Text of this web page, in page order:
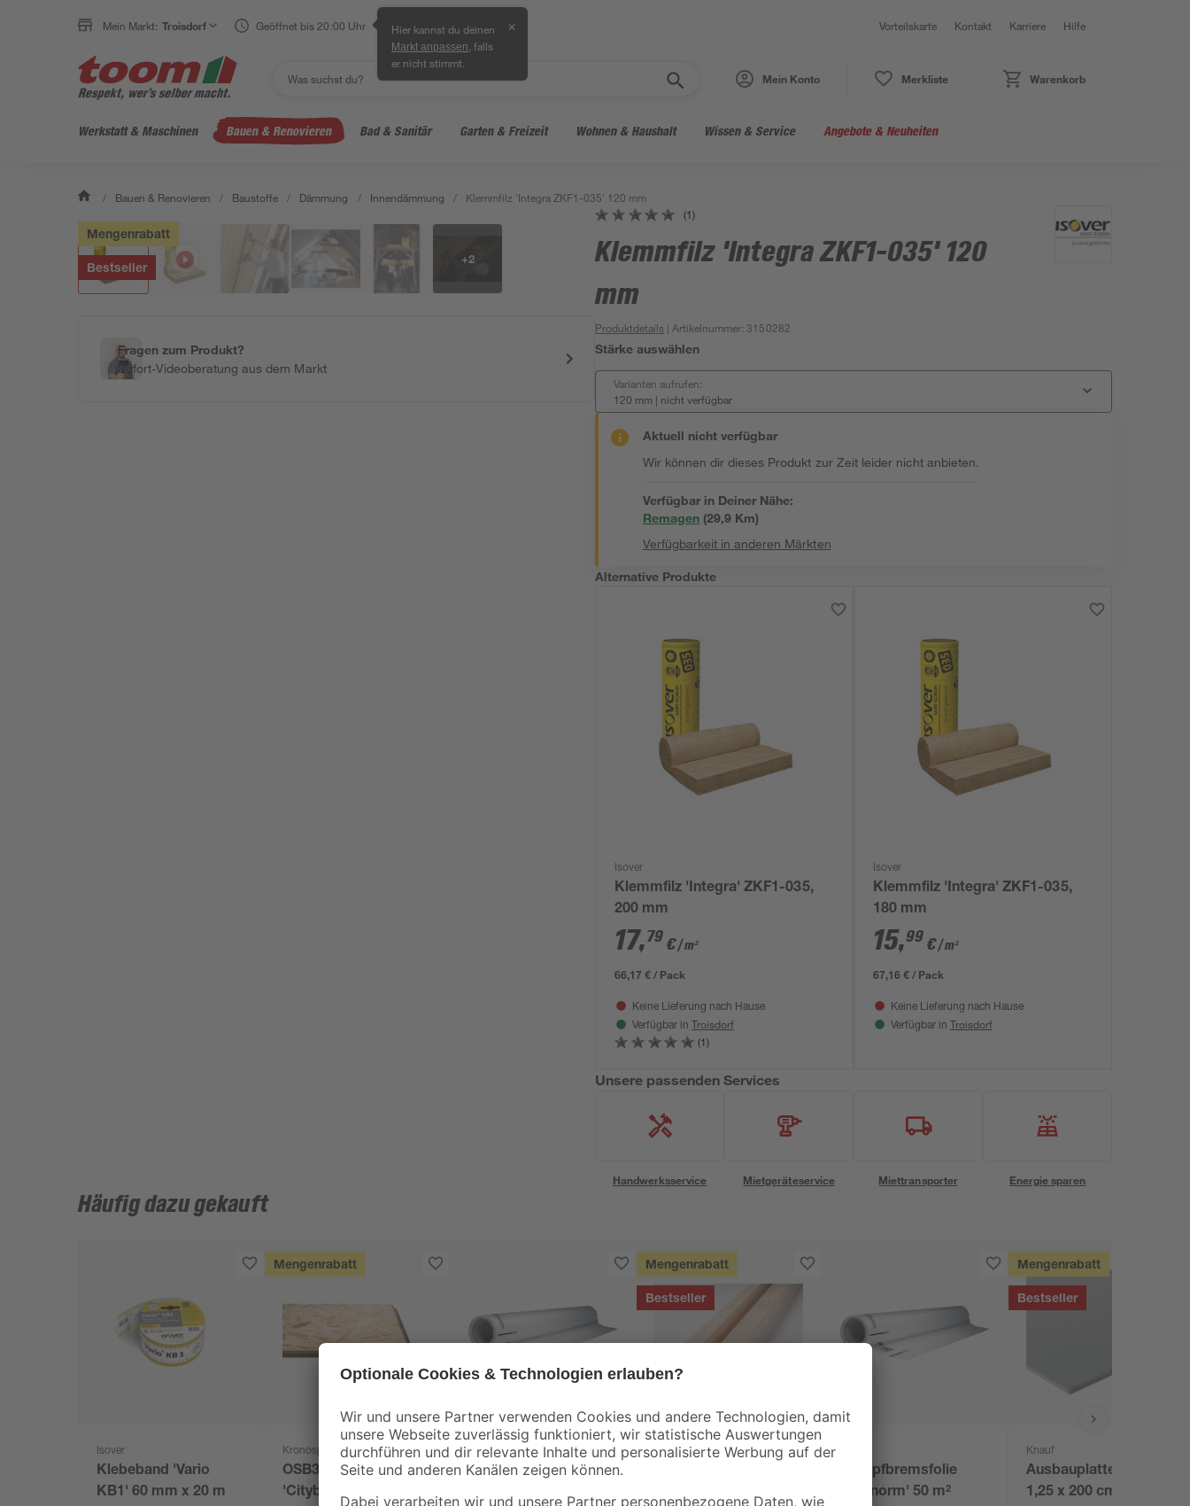
Mein Markt: Troisdorf Geöffnet bis 20:00 Uhr Hier kannst du deinen
Markt anpassen , falls
er nicht stimmt.
✕ Vorteilskarte Kontakt Karriere Hilfe
Mein Konto Merkliste Warenkorb
Werkstatt & Maschinen Bauen & Renovieren Bad & Sanitär Garten & Freizeit Wohnen & Haushalt Wissen & Service Angebote & Neuheiten
/ Bauen & Renovieren / Baustoffe / Dämmung / Innendämmung / Klemmfilz 'Integra ZKF1-035' 120 mm
Mengenrabatt
Bestseller
+2
Fragen zum Produkt?
Sofort-Videoberatung aus dem Markt
(1)
Klemmfilz 'Integra ZKF1-035' 120
mm
Produktdetails | Artikelnummer:3150282
Stärke auswählen
Varianten aufrufen:
120 mm | nicht verfügbar
Aktuell nicht verfügbar
Wir können dir dieses Produkt zur Zeit leider nicht anbieten.
Verfügbar in Deiner Nähe:
Remagen (29,9 Km)
Verfügbarkeit in anderen Märkten
Alternative Produkte
Isover
Klemmfilz 'Integra' ZKF1-035,
200 mm
17,79 €/ m²
66,17 € / Pack
Keine Lieferung nach Hause
Verfügbar in Troisdorf
(1)
Isover
Klemmfilz 'Integra' ZKF1-035,
180 mm
15,99 €/ m²
67,16 € / Pack
Keine Lieferung nach Hause
Verfügbar in Troisdorf
Unsere passenden Services
Handwerksservice Mietgeräteservice Miettransporter Energie sparen
Häufig dazu gekauft
Isover
Klebeband 'Vario
KB1' 60 mm x 20 m
Mengenrabatt
Kronospan
OSB3-Verlegeplatte
'Cityboard'
Isover
PE-Dampfbremsfolie
Mengenrabatt
Bestseller
binderholz
Dampfbremsfolie
'Difunorm' 50 m²
Mengenrabatt
Bestseller
Knauf
Ausbauplatte 60 x
1,25 x 200 cm